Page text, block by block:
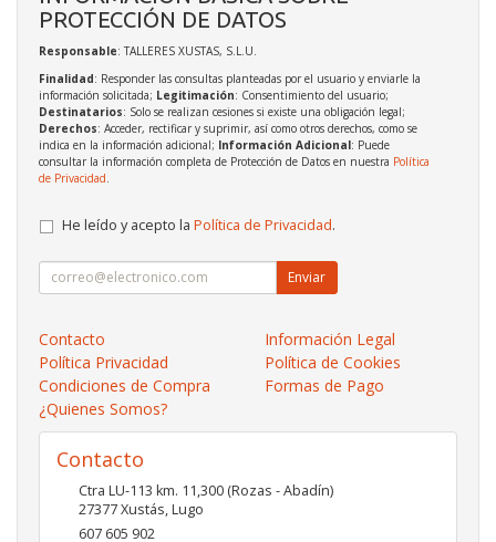
PROTECCIÓN DE DATOS
Responsable: TALLERES XUSTAS, S.L.U.
Finalidad: Responder las consultas planteadas por el usuario y enviarle la
información solicitada; Legitimación: Consentimiento del usuario;
Destinatarios: Solo se realizan cesiones si existe una obligación legal;
Derechos: Acceder, rectificar y suprimir, así como otros derechos, como se
indica en la información adicional; Información Adicional: Puede
consultar la información completa de Protección de Datos en nuestra Política
de Privacidad
He leído y acepto la Política de Privacidad.
Enviar
Contacto
Información Legal
Política Privacidad
Política de Cookies
Condiciones de Compra
Formas de Pago
¿Quienes Somos?
Contacto
Ctra LU-113 km. 11,300 (Rozas - Abadín)
27377Xustás,Lugo
607 605 902